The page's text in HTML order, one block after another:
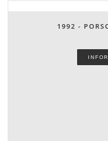
1992 -